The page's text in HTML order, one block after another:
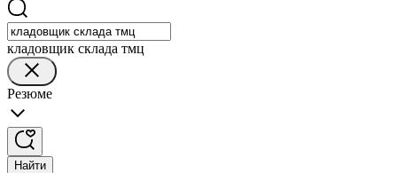
кладовщик склада тмц
Резюме
Найти